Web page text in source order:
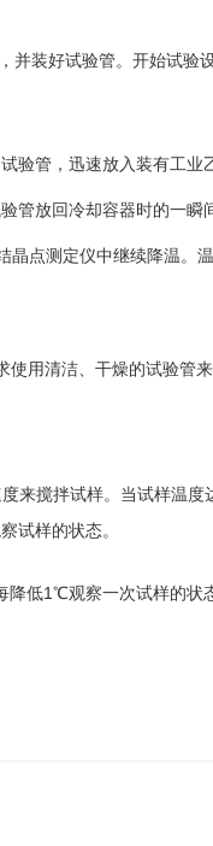
装好试验管。开始试
验管，迅速放入装有工业
放回冷却容器时的一
点测定仪中继续降温
用清洁、干燥的试验管来
搅拌试样。当试样温
试样的状态。
低1℃观察一次试样的状